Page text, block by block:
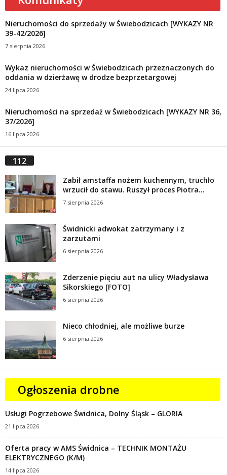
Nieruchomości do sprzedaży w Świebodzicach [WYKAZY NR
39-42/2026]
7 sierpnia 2026
Wykaz nieruchomości w Świebodzicach przeznaczonych do
oddania w dzierżawę w drodze bezprzetargowej
24 lipca 2026
Nieruchomości na sprzedaż w Świebodzicach [WYKAZY NR 36,
37/2026]
16 lipca 2026
112
Zabił amstaffa nożem kuchennym, truchło
wrzucił do stawu. Ruszył proces Piotra...
7 sierpnia 2026
Świdnicki adwokat zatrzymany i z
zarzutami
6 sierpnia 2026
Zderzenie pięciu aut na ulicy Władysława
Sikorskiego [FOTO]
6 sierpnia 2026
Nieco chłodniej, ale możliwe burze
6 sierpnia 2026
Ogłoszenia drobne
Usługi Pogrzebowe Świdnica, Dolny Śląsk – GLORIA
21 lipca 2026
Oferta pracy w AMS Świdnica – TECHNIK MONTAŻU
ELEKTRYCZNEGO (K/M)
14 lipca 2026